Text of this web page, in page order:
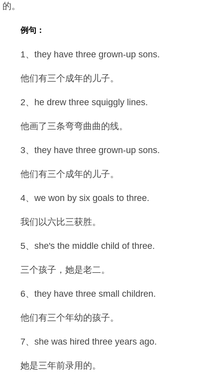
的。
例句：
1、they have three grown-up sons.
他们有三个成年的儿子。
2、he drew three squiggly lines.
他画了三条弯弯曲曲的线。
3、they have three grown-up sons.
他们有三个成年的儿子。
4、we won by six goals to three.
我们以六比三获胜。
5、she's the middle child of three.
三个孩子，她是老二。
6、they have three small children.
他们有三个年幼的孩子。
7、she was hired three years ago.
她是三年前录用的。